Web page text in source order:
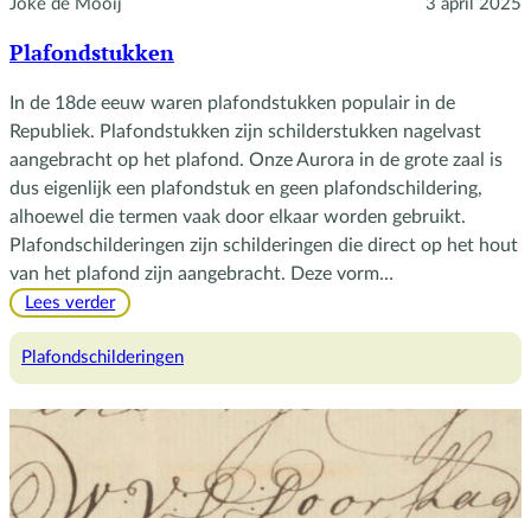
Joke de Mooij 3 april 2025
Plafondstukken
In de 18de eeuw waren plafondstukken populair in de
Republiek. Plafondstukken zijn schilderstukken nagelvast
aangebracht op het plafond. Onze Aurora in de grote zaal is
dus eigenlijk een plafondstuk en geen plafondschildering,
alhoewel die termen vaak door elkaar worden gebruikt.
Plafondschilderingen zijn schilderingen die direct op het hout
van het plafond zijn aangebracht. Deze vorm…
Lees verder:
Plafondschilderingen